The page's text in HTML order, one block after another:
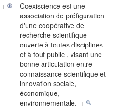
+
Coexiscience est une
association de préfiguration
d'une coopérative de
recherche scientifique
ouverte à toutes disciplines
et à tout public , visant une
bonne articulation entre
connaissance scientifique et
innovation sociale,
économique,
environnementale. +